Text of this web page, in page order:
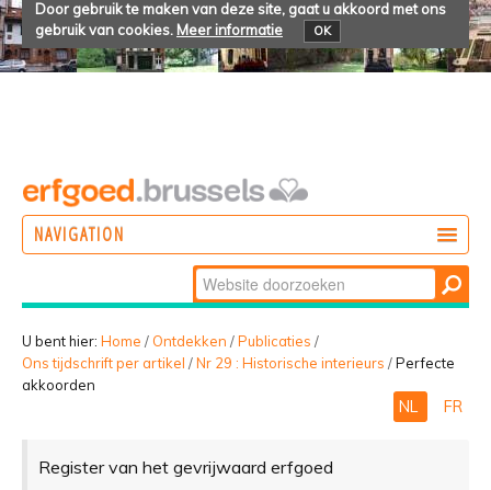
Door gebruik te maken van deze site, gaat u akkoord met ons
gebruik van cookies. Meer informatie OK
NAVIGATION
BELEVEN
Zoek
Geavanceerd
zoeken...
U bent hier: Home / Ontdekken /Publicaties /
Ons tijdschrift per artikel /Nr 29 : Historische interieurs /Perfecte
akkoorden
NL FR
Register van het gevrijwaard erfgoed